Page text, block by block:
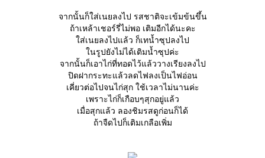
จากนั้นก็ใส่เนยลงไป รสชาติจะเข้มข้นขึ้น
ถ้าเหล้าเชอร์รี่ไม่พอ เติมอีกได้นะคะ
ส่เนยลงไปแล้ว ก็เทน้ำซุปลงไป
นรูปยังไม่ได้เติมน้ำซุปค่ะ
จากนั้นก็เอาไก่ที่ทอดไว้แล้ววางเรียงลงไป
ปิดฝากระทะแล้วลดไฟลงเป็นไฟอ่อน
เคี่ยวต่อไปจนไก่สุก ใช้เวลาไม่นานค่ะ
เพราะไก่ก็เกือบๆสุกอยู่แล้ว
เมื่อสุกแล้ว ลองชิมรสดูก่อนก็ได้
ถ้าจืดไปก็เติมเกลือเพิ่ม